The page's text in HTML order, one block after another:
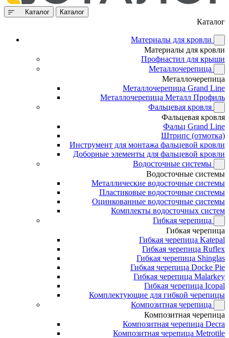
Каталог Каталог
Каталог
Материалы для кровли
Материалы для кровли
Профнастил для крыши
Металлочерепица
Металлочерепица
Металлочерепица Grand Line
Металлочерепица Металл Профиль
Фальцевая кровля
Фальцевая кровля
Фальц Grand Line
Штрипс (отмотка)
Инструмент для монтажа фальцевой кровли
Доборные элементы для фальцевой кровли
Водосточные системы
Водосточные системы
Металлические водосточные системы
Пластиковые водосточные системы
Оцинкованные водосточные системы
Комплекты водосточных систем
Гибкая черепица
Гибкая черепица
Гибкая черепица Katepal
Гибкая черепица Ruflex
Гибкая черепица Shinglas
Гибкая черепица Docke Pie
Гибкая черепица Malarkey
Гибкая черепица Icopal
Комплектующие для гибкой черепицы
Композитная черепица
Композитная черепица
Композитная черепица Decra
Композитная черепица Metrotile